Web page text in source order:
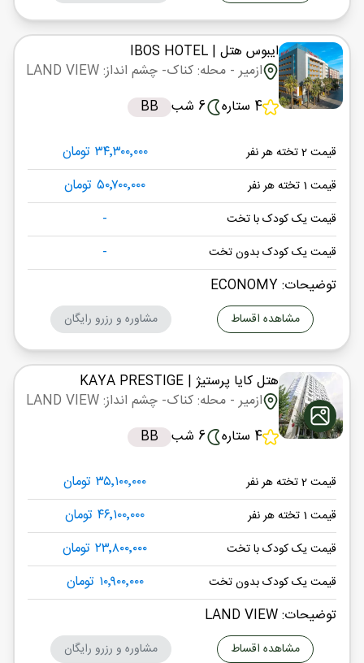
ایبوس هتل | IBOS HOTEL
ازمیر- محله: کناک- چشم انداز: LAND VIEW
4 ستاره
6 شب BB
قیمت 2 تخته هر نفر ۳۴٬۳۰۰٬۰۰۰ تومان
قیمت 1 تخته هر نفر ۵۰٬۷۰۰٬۰۰۰ تومان
قیمت یک کودک با تخت -
قیمت یک کودک بدون تخت
-
توضیحات: ECONOMY
مشاهده اقساط مشاوره و رزرو رایگان
هتل کایا پرستیژ | KAYA PRESTIGE
ازمیر- محله: کناک- چشم انداز: LAND VIEW
4 ستاره
6 شب BB
قیمت 2 تخته هر نفر ۳۵٬۱۰۰٬۰۰۰ تومان
قیمت 1 تخته هر نفر ۴۶٬۱۰۰٬۰۰۰ تومان
قیمت یک کودک با تخت ۲۳٬۸۰۰٬۰۰۰ تومان
قیمت یک کودک بدون تخت
۱۰٬۹۰۰٬۰۰۰ تومان
توضیحات: LAND VIEW
مشاهده اقساط مشاوره و رزرو رایگان